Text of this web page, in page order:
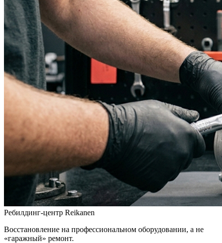
Ребилдинг-центр Reikanen
Восстановление на профессиональном оборудовании, а не
«гаражный» ремонт.